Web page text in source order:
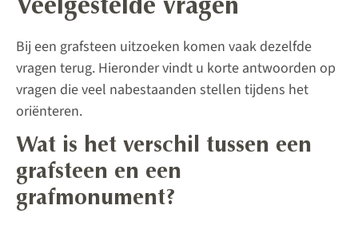
Veelgestelde vragen
Bij een grafsteen uitzoeken komen vaak dezelfde
vragen terug. Hieronder vindt u korte antwoorden op
vragen die veel nabestaanden stellen tijdens het
oriënteren.
Wat is het verschil tussen een
grafsteen en een
grafmonument?